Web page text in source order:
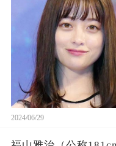
2024/06/29